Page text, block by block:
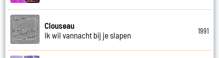
Clouseau
Ik wil vannacht bij je slapen
1991